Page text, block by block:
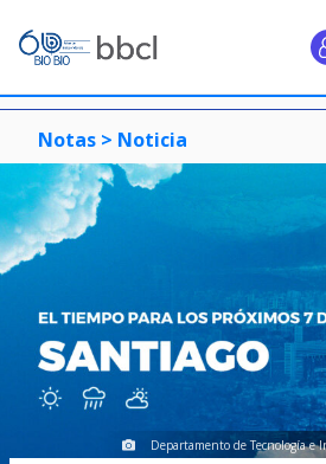
Notas > Noticia
Departamento de Tecnología e